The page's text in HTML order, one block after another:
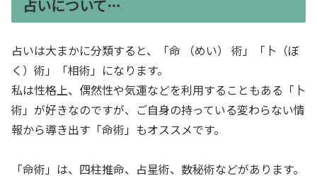
占いについて…
占いは大まかに分類すると、「命 （めい） 術」「卜（ぼ
く）術」「相術」になります。
私は性格上、偶然性や気運などを利用することもある「卜
術」が好きなのですが、ご自身の持っている変わらない情
報から導き出す「命術」もオススメです。
「命術」は、四柱推命、占星術、数秘術などがあります。